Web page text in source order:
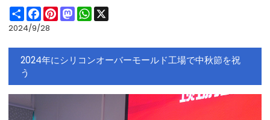
ShareFacebook
PinterestMastodonWhatsApp
2024/9/28
2024年にシリコンオーバーモールド工場で中秋節を祝
う